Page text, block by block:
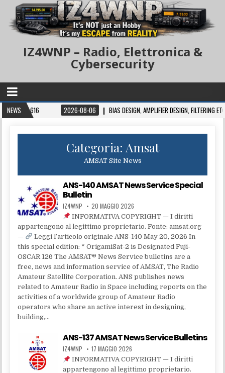
IZ4WNP – Radio, Elettronica &
Cybersecurity
NEWS
616 2026-08-06 BIAS DESIGN, AMPLIFIER DESIGN, FILTERING ETC.
Categoria: Amsat
AMSAT Site News
ANS-140 AMSAT News Service Special
Bulletin
IZ4WNP 20 MAGGIO 2026
INFORMATIVA COPYRIGHT — I diritti
appartengono al legittimo proprietario. Fonte: amsat.org
—
Leggi l’articolo originale ANS-140 May 20, 2026 In
this special edition: * OrigamiSat-2 is Designated Fuji-
OSCAR 126 The AMSAT® News Service bulletins are a
free, news and information service of AMSAT, The Radio
Amateur Satellite Corporation. ANS publishes news
related to Amateur Radio in Space including reports on the
activities of a worldwide group of Amateur Radio
operators who share an active interest in designing,
building,…
ANS-137 AMSAT News Service Bulletins
IZ4WNP 17 MAGGIO 2026
INFORMATIVA COPYRIGHT — I diritti
appartengono al legittimo proprietario.